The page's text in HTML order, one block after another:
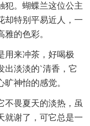
犯。蝴蝶兰这位公主
却特别平易近人，一
的色彩。
用来冲茶，好喝极
出淡淡的`清香，它
神怡的感觉。
不畏夏天的淡热，虽
就谢了，可它总是一